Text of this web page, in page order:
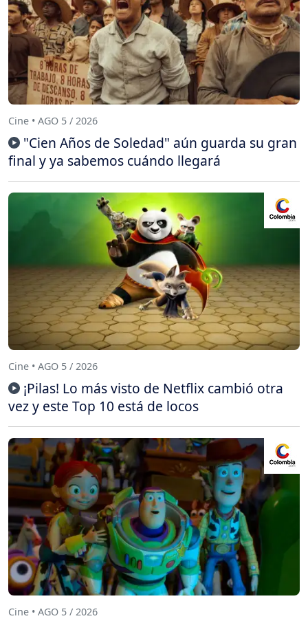
Cine • AGO 5 / 2026
"Cien Años de Soledad" aún guarda su gran
final y ya sabemos cuándo llegará
Cine • AGO 5 / 2026
¡Pilas! Lo más visto de Netflix cambió otra
vez y este Top 10 está de locos
Cine • AGO 5 / 2026